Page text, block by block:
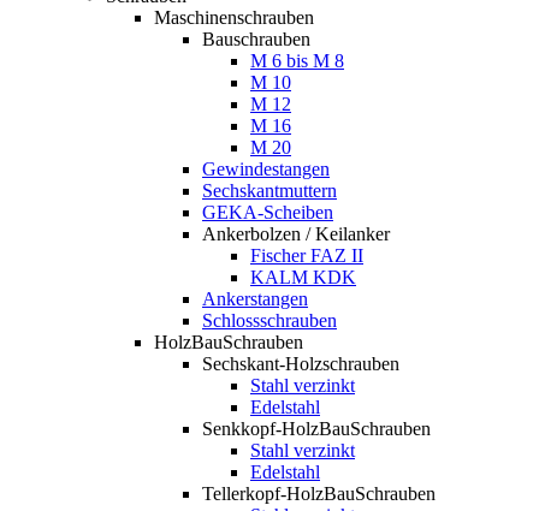
Maschinenschrauben
Bauschrauben
M 6 bis M 8
M 10
M 12
M 16
M 20
Gewindestangen
Sechskantmuttern
GEKA-Scheiben
Ankerbolzen / Keilanker
Fischer FAZ II
KALM KDK
Ankerstangen
Schlossschrauben
HolzBauSchrauben
Sechskant-Holzschrauben
Stahl verzinkt
Edelstahl
Senkkopf-HolzBauSchrauben
Stahl verzinkt
Edelstahl
Tellerkopf-HolzBauSchrauben